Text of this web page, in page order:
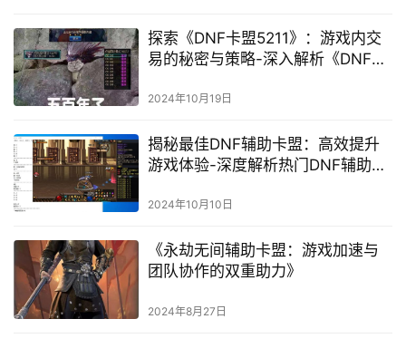
探索《DNF卡盟5211》：游戏内交
易的秘密与策略-深入解析《DNF卡
2024年10月19日
揭秘最佳DNF辅助卡盟：高效提升
游戏体验-深度解析热门DNF辅助卡
2024年10月10日
《永劫无间辅助卡盟：游戏加速与
团队协作的双重助力》
2024年8月27日